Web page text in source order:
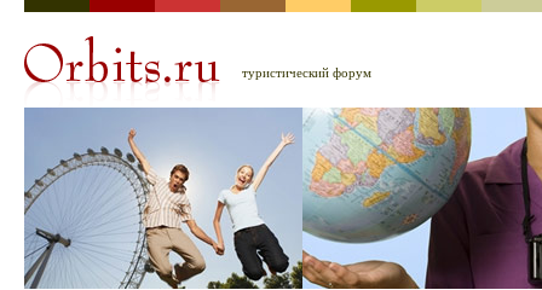
туристический форум